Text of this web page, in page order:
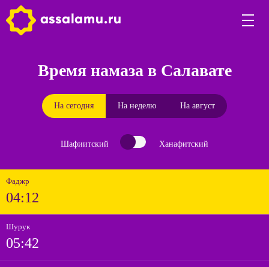
Время намаза в Салавате
На сегодня На неделю На август
Шафиитский Ханафитский
Фаджр
04:12
Шурук
05:42